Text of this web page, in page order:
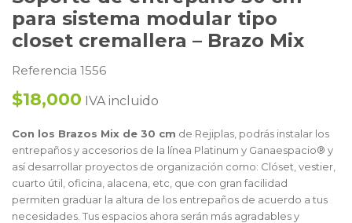
para sistema modular tipo
closet cremallera – Brazo Mix
Referencia 1556
$18,000 IVA incluido
Con los Brazos Mix de 30 cm de Rejiplas, podrás instalar los
entrepaños y accesorios de la línea Platinum y Ganaespacio® y
así desarrollar proyectos de organización como: Clóset, vestier,
cuarto útil, oficina, alacena, etc, que con gran facilidad
permiten graduar la altura de los entrepaños de acuerdo a tus
necesidades. Tus espacios ahora serán más agradables y